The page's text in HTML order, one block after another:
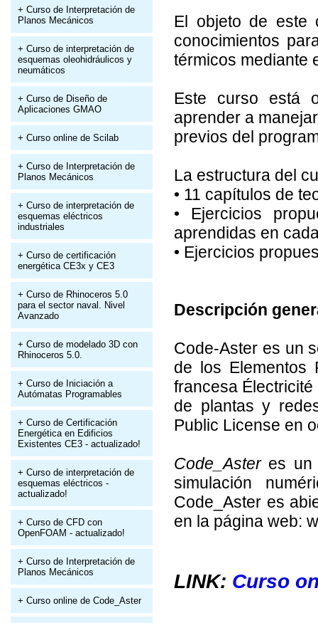
+ Curso de Interpretación de
Planos Mecánicos
+ Curso de interpretación de
esquemas oleohidráulicos y
neumáticos
+ Curso de Diseño de
Aplicaciones GMAO
+ Curso online de Scilab
+ Curso de Interpretación de
Planos Mecánicos
+ Curso de interpretación de
esquemas eléctricos
industriales
+ Curso de certificación
energética CE3x y CE3
+ Curso de Rhinoceros 5.0
para el sector naval. Nivel
Avanzado
+ Curso de modelado 3D con
Rhinoceros 5.0.
+ Curso de Iniciación a
Autómatas Programables
+ Curso de Certificación
Energética en Edificios
Existentes CE3 - actualizado!
+ Curso de interpretación de
esquemas eléctricos -
actualizado!
+ Curso de CFD con
OpenFOAM - actualizado!
+ Curso de Interpretación de
Planos Mecánicos
+ Curso online de Code_Aster
El objeto de este
conocimientos
térmicos mediante
Este curso está
aprender a
previos del
La estructura del
• 11 capítulos de
• Ejercicios
aprendidas en
• Ejercicios
Descripción
Code-Aster es un
de los Elementos
francesa
de plantas y
Public License en
Code_Asteres
simulación
Code_Aster es
en la página web:
LINK: Curso